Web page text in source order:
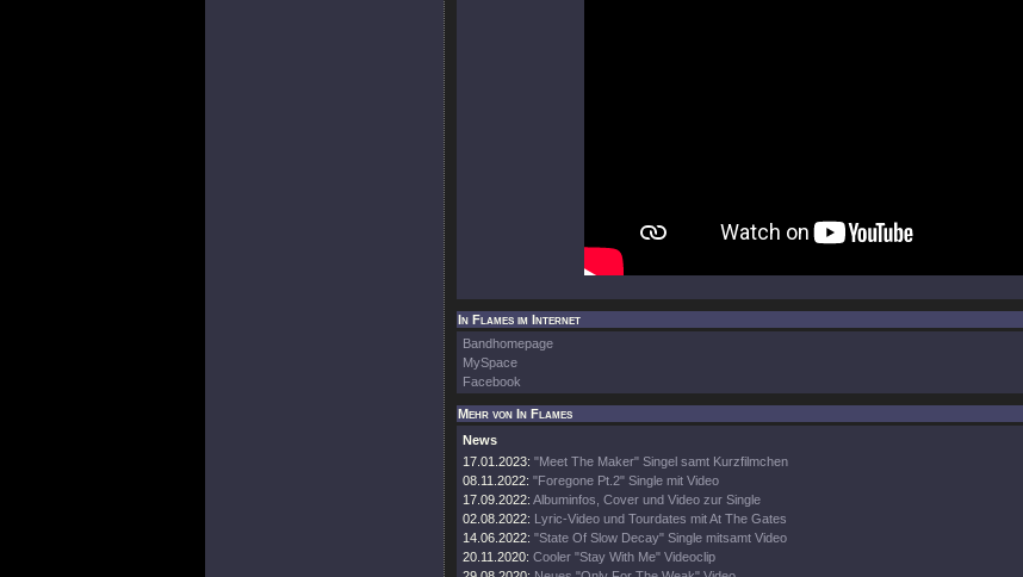
In Flames im Internet
Bandhomepage
MySpace
Facebook
Mehr von In Flames
News
17.01.2023: "Meet The Maker" Singel samt Kurzfilmchen
08.11.2022: "Foregone Pt.2" Single mit Video
17.09.2022: Albuminfos, Cover und Video zur Single
02.08.2022: Lyric-Video und Tourdates mit At The Gates
14.06.2022: "State Of Slow Decay" Single mitsamt Video
20.11.2020: Cooler "Stay With Me" Videoclip